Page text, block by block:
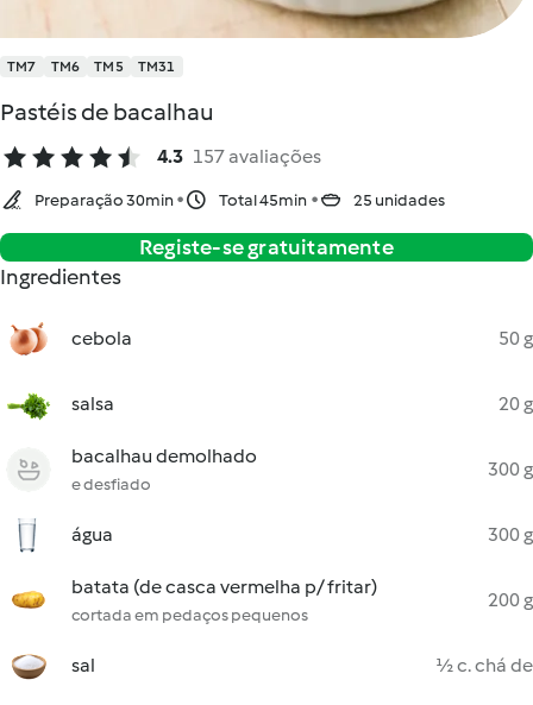
TM7 TM6 TM5 TM31
Pastéis de bacalhau
4.3 157 avaliações
Preparação 30min Total 45min 25 unidades
Registe-se gratuitamente
Ingredientes
cebola 50 g
salsa 20 g
bacalhau demolhado
e desfiado
300 g
água 300 g
batata (de casca vermelha p/ fritar)
cortada em pedaços pequenos
200 g
sal ½ c. chá de